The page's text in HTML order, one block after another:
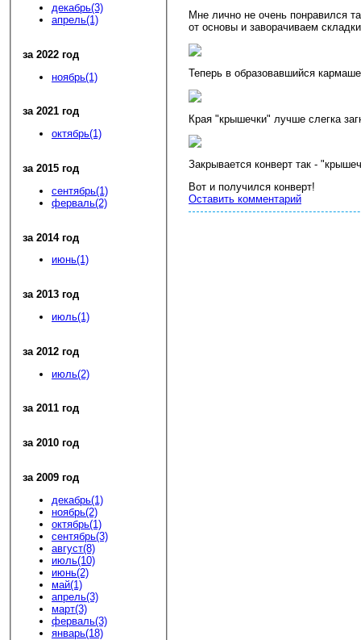
декабрь(3)
апрель(1)
за 2022 год
ноябрь(1)
за 2021 год
октябрь(1)
за 2015 год
сентябрь(1)
ферваль(2)
за 2014 год
июнь(1)
за 2013 год
июль(1)
за 2012 год
июль(2)
за 2011 год
за 2010 год
за 2009 год
декабрь(1)
ноябрь(2)
октябрь(1)
сентябрь(3)
август(8)
июль(10)
июнь(2)
май(1)
апрель(3)
март(3)
ферваль(3)
январь(18)
Мне лично не очень понравился
от основы и заворачиваем
Теперь в образовавшийся
Края "крышечки" лучше слегка
Закрывается конверт так -
Вот и получился конверт!
Оставить комментарий